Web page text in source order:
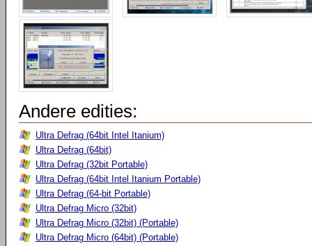
Andere edities:
Ultra Defrag (64bit Intel Itanium)
Ultra Defrag (64bit)
Ultra Defrag (32bit Portable)
Ultra Defrag (64bit Intel Itanium Portable)
Ultra Defrag (64-bit Portable)
Ultra Defrag Micro (32bit)
Ultra Defrag Micro (32bit) (Portable)
Ultra Defrag Micro (64bit) (Portable)